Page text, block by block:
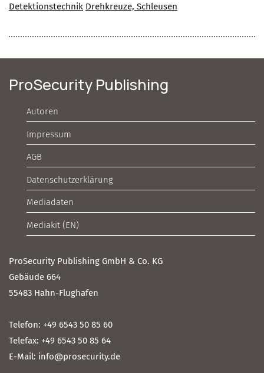
Detektionstechnik Drehkreuze, Schleusen
ProSecurity Publishing
Autoren
Impressum
AGB
Datenschutzerklärung
Mediadaten
Mediakit (EN)
ProSecurity Publishing GmbH & Co. KG
Gebäude 664
55483 Hahn-Flughafen
Telefon: +49 6543 50 85 60
Telefax: +49 6543 50 85 64
E-Mail: info@prosecurity.de